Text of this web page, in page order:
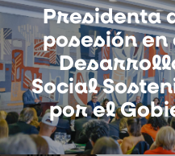
Presidenta
posesión
Social
por el